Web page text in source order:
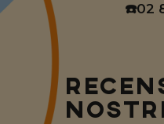
☎️02